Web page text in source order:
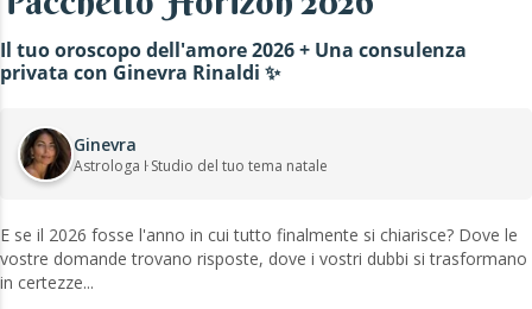
Il tuo oroscopo dell'amore 2026 + Una consulenza
privata con Ginevra Rinaldi ✨
Ginevra
Astrologa ŀ Studio del tuo tema natale
E se il 2026 fosse l'anno in cui tutto finalmente si chiarisce? Dove le
vostre domande trovano risposte, dove i vostri dubbi si trasformano
in certezze...